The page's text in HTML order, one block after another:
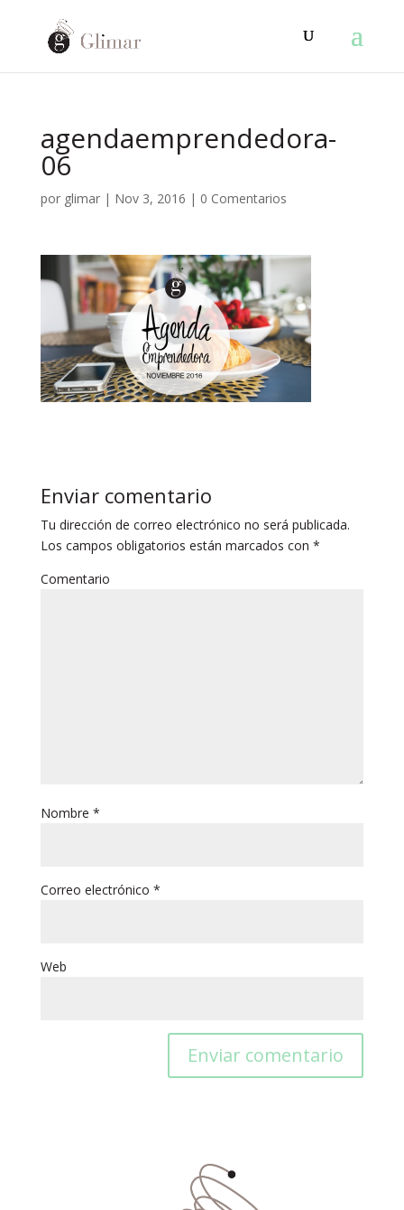
agendaemprendedora-
06
por glimar| Nov 3, 2016 | 0 Comentarios
Enviar comentario
Tu dirección de correo electrónico no será publicada.
Los campos obligatorios están marcados con *
Comentario
Nombre *
Correo electrónico *
Web